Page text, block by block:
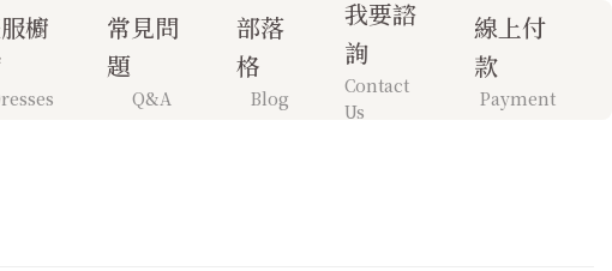
櫥
常見問
題
Q&A
部落
格
Blog
我要諮
詢
Contact
Us
線上付
款
Payment